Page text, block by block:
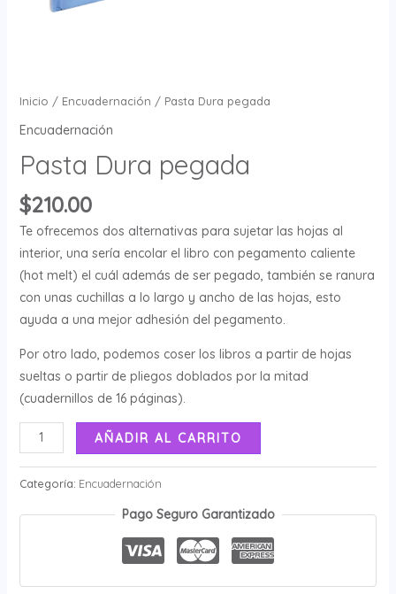
Inicio / Encuadernación / Pasta Dura pegada
Encuadernación
Pasta Dura pegada
$210.00
Te ofrecemos dos alternativas para sujetar las hojas al
interior, una sería encolar el libro con pegamento caliente
(hot melt) el cuál además de ser pegado, también se ranura
con unas cuchillas a lo largo y ancho de las hojas, esto
ayuda a una mejor adhesión del pegamento.
Por otro lado, podemos coser los libros a partir de hojas
sueltas o partir de pliegos doblados por la mitad
(cuadernillos de 16 páginas).
AÑADIR AL CARRITO
Categoría: Encuadernación
Pago Seguro Garantizado